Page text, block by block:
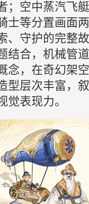
；空中蒸汽飞
士等分置画面
、守护的完整
结合，机械管
念，在奇幻架
型层次丰富，
觉表现力。